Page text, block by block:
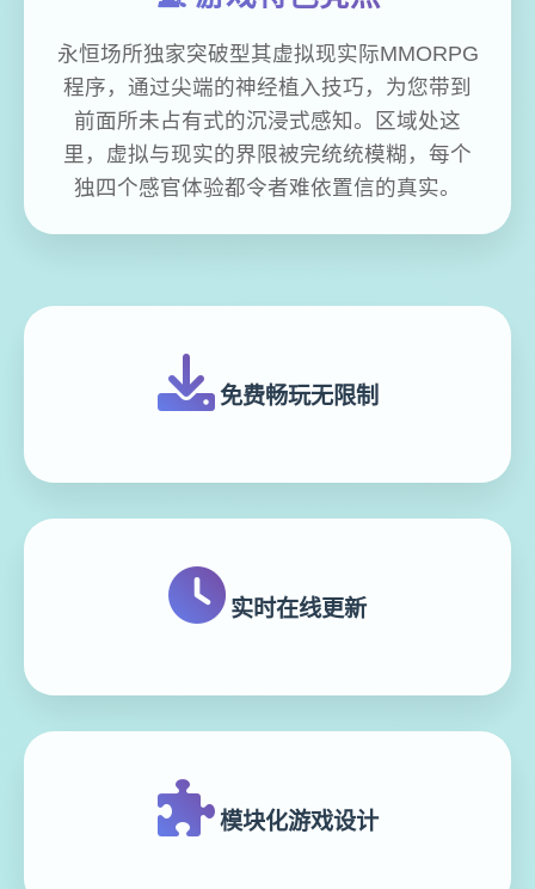
永恒场所独家突破型其虚拟现实际MMORPG
程序，通过尖端的神经植入技巧，为您带到
前面所未占有式的沉浸式感知。区域处这
里，虚拟与现实的界限被完统统模糊，每个
独四个感官体验都令者难依置信的真实。
免费畅玩无限制
实时在线更新
模块化游戏设计